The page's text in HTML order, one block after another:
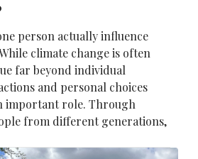
person actually influence
climate change is often
far beyond individual
and personal choices
important role. Through
from different generations,